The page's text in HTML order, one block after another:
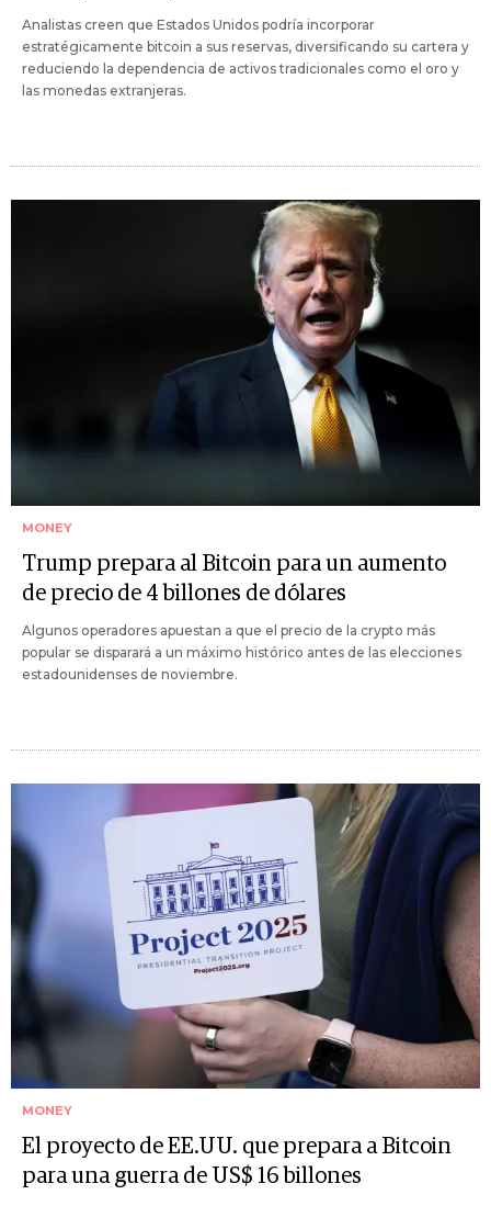
Analistas creen que Estados Unidos podría incorporar
estratégicamente bitcoin a sus reservas, diversificando su cartera y
reduciendo la dependencia de activos tradicionales como el oro y
las monedas extranjeras.
MONEY
Trump prepara al Bitcoin para un aumento
de precio de 4 billones de dólares
Algunos operadores apuestan a que el precio de la crypto más
popular se disparará a un máximo histórico antes de las elecciones
estadounidenses de noviembre.
MONEY
El proyecto de EE.UU. que prepara a Bitcoin
para una guerra de US$ 16 billones